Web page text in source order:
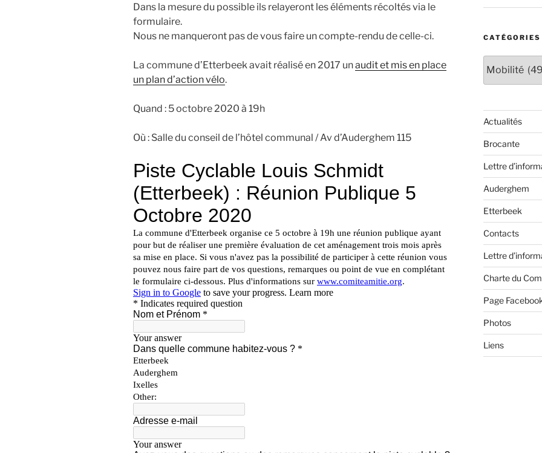
Dans la mesure du possible ils relayeront les éléments récoltés via le
formulaire.
Nous ne manqueront pas de vous faire un compte-rendu de celle-ci.
La commune d’Etterbeek avait réalisé en 2017 unaudit et mis en place
un plan d’action vélo.
Quand : 5 octobre 2020 à 19h
Où : Salle du conseil de l’hôtel communal / Av d’Auderghem 115
CATÉGORIES
Actualités
Brocante
Lettre
Auderghem
Etterbeek
Contacts
Lettre
Charte du
Page
Photos
Liens